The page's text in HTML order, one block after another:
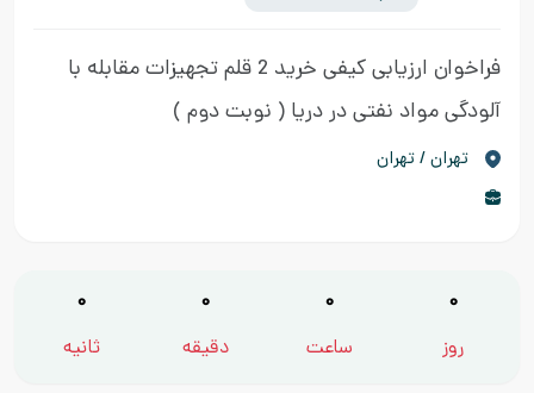
فراخوان ارزیابی کیفی خرید 2 قلم تجهیزات مقابله با
آلودگی مواد نفتی در دریا ( نوبت دوم )
تهران / تهران
0
روز
0
ساعت
0
دقیقه
0
ثانیه